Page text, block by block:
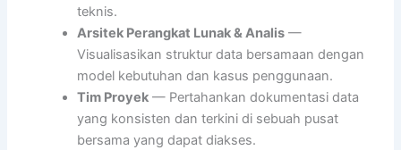
teknis.
Arsitek Perangkat Lunak & Analis —
Visualisasikan struktur data bersamaan dengan
model kebutuhan dan kasus penggunaan.
Tim Proyek — Pertahankan dokumentasi data
yang konsisten dan terkini di sebuah pusat
bersama yang dapat diakses.